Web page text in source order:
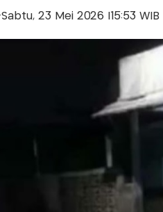
23 Mei 2026 |15:53 WIB